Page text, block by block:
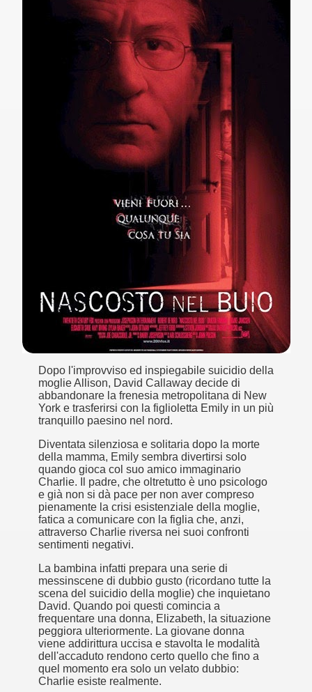
Dopo l'improvviso ed inspiegabile suicidio della
moglie Allison, David Callaway decide di
abbandonare la frenesia metropolitana di New
York e trasferirsi con la figlioletta Emily in un più
tranquillo paesino nel nord.
Diventata silenziosa e solitaria dopo la morte
della mamma, Emily sembra divertirsi solo
quando gioca col suo amico immaginario
Charlie. Il padre, che oltretutto è uno psicologo
e già non si dà pace per non aver compreso
pienamente la crisi esistenziale della moglie,
fatica a comunicare con la figlia che, anzi,
attraverso Charlie riversa nei suoi confronti
sentimenti negativi.
La bambina infatti prepara una serie di
messinscene di dubbio gusto (ricordano tutte la
scena del suicidio della moglie) che inquietano
David. Quando poi questi comincia a
frequentare una donna, Elizabeth, la situazione
peggiora ulteriormente. La giovane donna
viene addirittura uccisa e stavolta le modalità
dell'accaduto rendono certo quello che fino a
quel momento era solo un velato dubbio:
Charlie esiste realmente.
lingue, le sue opere hanno conquistato milioni di
di vendite, Il cacciatore di aquiloni.
di Jeffery Deaver dedicato al criminologo tetraplegico
atipico, un viaggio interiore di Isabel Allende
di maggior successo al mondo.
psicopatico assoldato dal potere per poter incastrare
risiede quasi esclusivamente nella sua enorme
Se Ti Piacciono nel mese di Maggio 2013.
minacce e la vita sotto scorta.
e nel sogno di dominio della camorra.
40 milioni di insetti appositamente allevati.
nella cultura contemporanea.
Dark Secret – Rhapsody of Fire.
Se Ti Piacciono nel mese di Luglio 2013.
e suspense a cui fa da sfondo il retroscena della
e suspense a cui fa da sfondo il retroscena della
Se Ti Piacciono nel mese di Settembre 2013.
Se Ti Piacciono nel mese di Dicembre 2013.
Scorsese